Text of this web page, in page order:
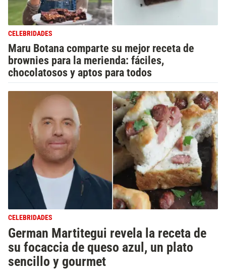
CELEBRIDADES
Maru Botana comparte su mejor receta de
brownies para la merienda: fáciles,
chocolatosos y aptos para todos
CELEBRIDADES
German Martitegui revela la receta de
su focaccia de queso azul, un plato
sencillo y gourmet